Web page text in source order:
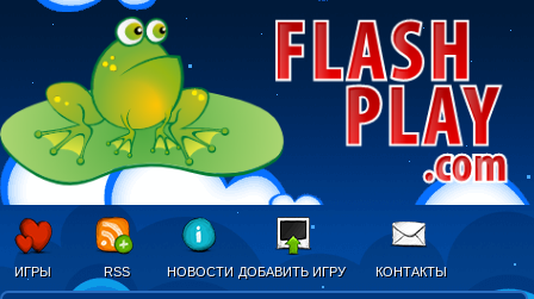
ИГРЫ RSS НОВОСТИ ДОБАВИТЬ ИГРУ КОНТАКТЫ